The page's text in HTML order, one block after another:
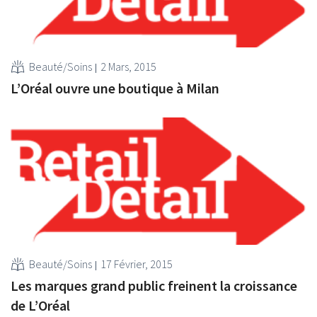
Beauté/Soins 2 Mars, 2015
L’Oréal ouvre une boutique à Milan
Beauté/Soins 17 Février, 2015
Les marques grand public freinent la croissance
de L’Oréal